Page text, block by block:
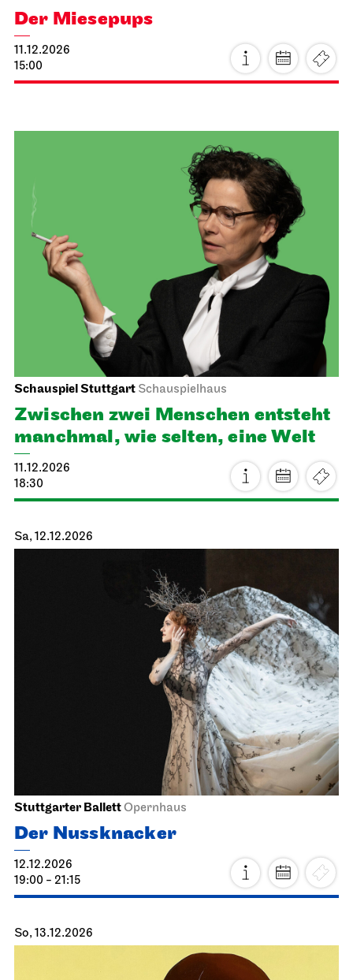
Ballett & Brezeln
21.11.2026
10:30 - 12:00
JOiNTreffpunkt: Opernhaus-Eingang in Richtung Landtag
OpernLAB zu “Hänsel und Gretel“
21.11.2026
14:00 - 17:00
Treffpunkt Freitreppe Opernhaus
Einblicke
21.11.2026
14:30 - 16:00